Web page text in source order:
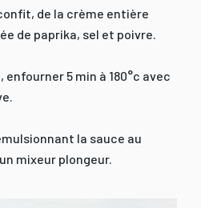
de la crème entière
de paprika, sel et poivre.
5 min à 180°c avec
la sauce au
mixeur plongeur.